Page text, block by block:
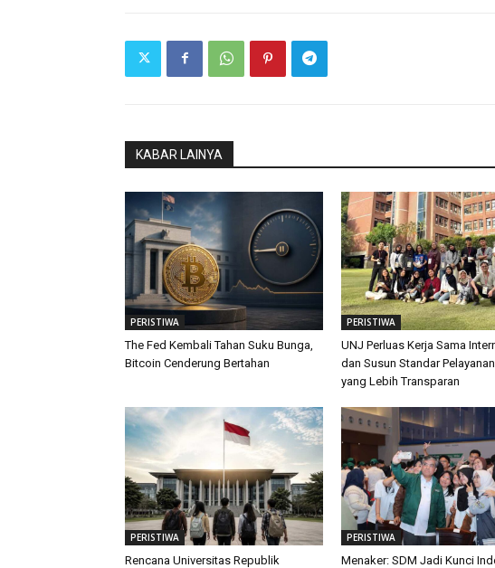
KABAR LAINYA
PERISTIWA
The Fed Kembali Tahan Suku Bunga,
Bitcoin Cenderung Bertahan
PERISTIWA
UNJ Perluas Kerja Sama
dan Susun Standar
yang Lebih Transparan
PERISTIWA
Rencana Universitas Republik
PERISTIWA
Menaker: SDM Jadi Kunci